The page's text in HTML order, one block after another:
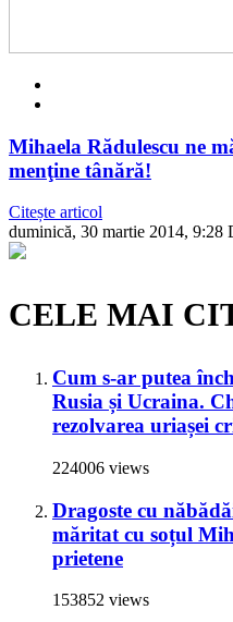
Mihaela Rădulescu ne
menţine tânără!
Citește articol
duminică, 30 martie 2014, 9:28
CELE MAI
Cum s-ar putea
Rusia și Ucraina.
rezolvarea uriașei
224006 views
Dragoste cu
măritat cu soțul
prietene
153852 views